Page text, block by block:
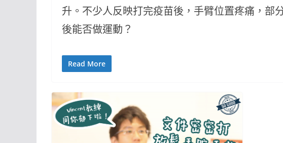
升。不少人反映打完疫苗後，手臂位置疼痛，部
後能否做運動？
Read More